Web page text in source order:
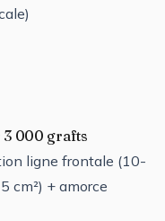
3 000 grafts
ligne frontale (10-
cm²) + amorce